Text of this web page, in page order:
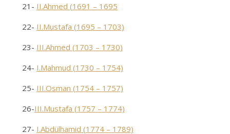
21- II.Ahmed (1691 – 1695
22- II.Mustafa (1695 – 1703)
23- III.Ahmed (1703 – 1730)
24- I.Mahmud (1730 – 1754)
25- III.Osman (1754 – 1757)
26-III.Mustafa (1757 – 1774)
27- I.Abdülhamid (1774 – 1789)